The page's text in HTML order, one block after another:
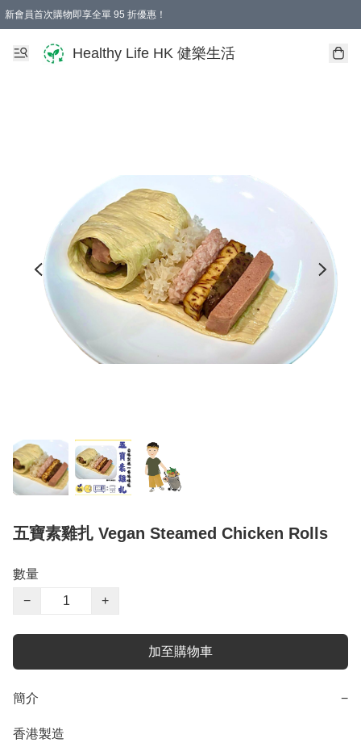
新會員首次購物即享全單 95 折優惠！
Healthy Life HK 健樂生活
五寶素雞扎 Vegan Steamed Chicken Rolls
數量
−
+
加至購物車
簡介 −
香港製造